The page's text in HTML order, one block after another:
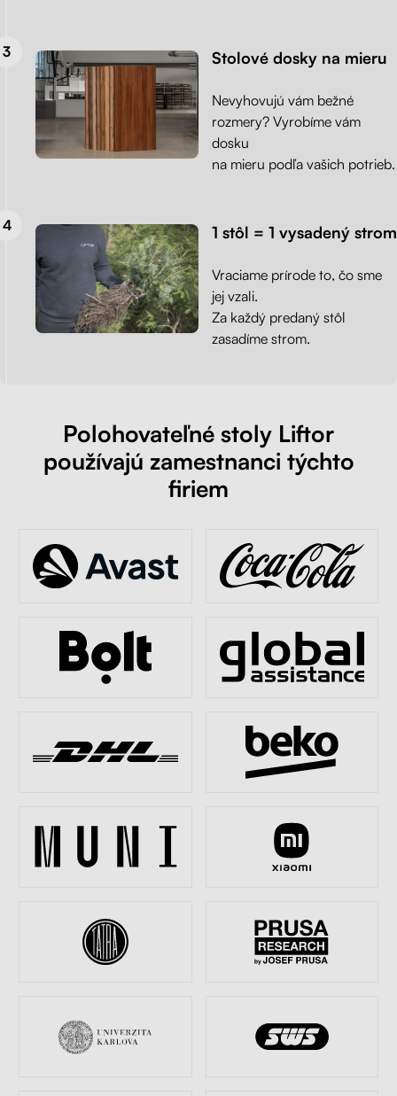
Stolové dosky na mieru
Nevyhovujú vám bežné
rozmery? Vyrobíme vám
dosku
na mieru podľa vašich potrieb.
1 stôl = 1 vysadený strom
Vraciame prírode to, čo sme
jej vzali.
Za každý predaný stôl
zasadíme strom.
Polohovateľné stoly Liftor
používajú zamestnanci týchto
firiem